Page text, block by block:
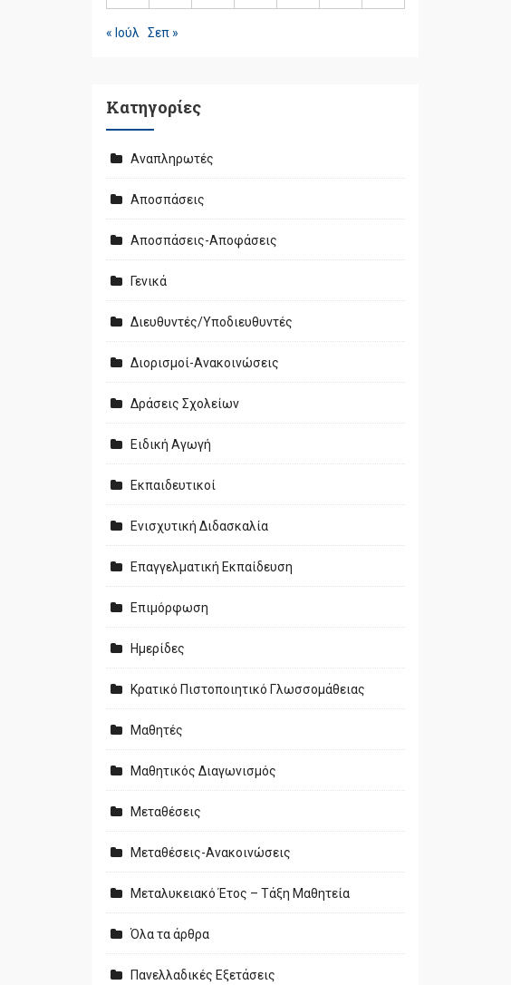
« Ιούλ Σεπ »
Kατηγορίες
Αναπληρωτές
Αποσπάσεις
Αποσπάσεις-Αποφάσεις
Γενικά
Διευθυντές/Υποδιευθυντές
Διορισμοί-Ανακοινώσεις
Δράσεις Σχολείων
Ειδική Αγωγή
Εκπαιδευτικοί
Ενισχυτική Διδασκαλία
Επαγγελματική Εκπαίδευση
Επιμόρφωση
Ημερίδες
Κρατικό Πιστοποιητικό Γλωσσομάθειας
Μαθητές
Μαθητικός Διαγωνισμός
Μεταθέσεις
Μεταθέσεις-Ανακοινώσεις
Μεταλυκειακό Έτος – Τάξη Μαθητεία
Όλα τα άρθρα
Πανελλαδικές Εξετάσεις